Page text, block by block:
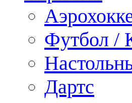
Футбол /
Дартс